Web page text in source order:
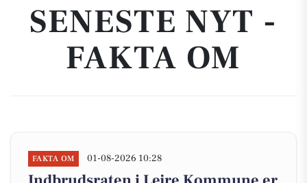
SENESTE NYT -
FAKTA OM
FAKTA OM 01-08-2026 10:28